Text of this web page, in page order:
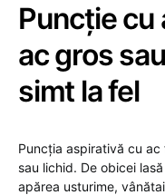
Puncție cu
ac gros
simt la fel
Puncția aspirativă cu
sau lichid. De obicei
apărea usturime,